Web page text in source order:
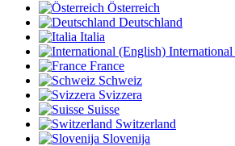
Österreich
Deutschland
Italia
France
Schweiz
Svizzera
Suisse
Switzerland
Slovenija